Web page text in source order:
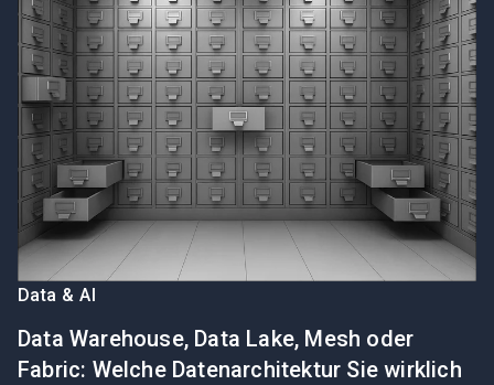
Data & AI
Data Warehouse, Data Lake, Mesh oder
Fabric: Welche Datenarchitektur Sie wirklich